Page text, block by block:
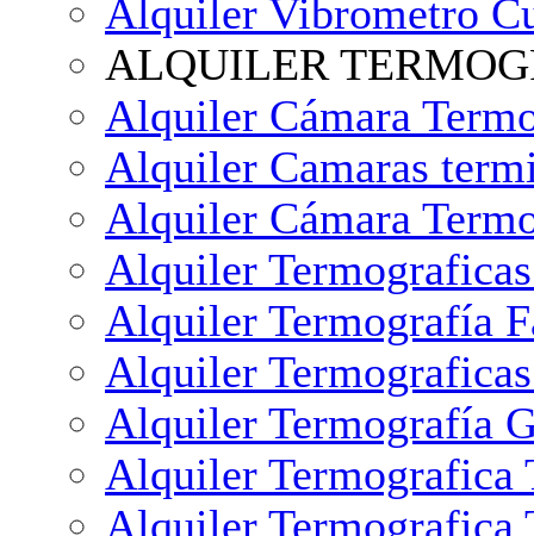
Alquiler Vibrometro
ALQUILER
Alquiler Cámara
Alquiler Camaras
Alquiler Cámara
Alquiler
Alquiler Termografía
Alquiler
Alquiler Termografía
Alquiler Termografica